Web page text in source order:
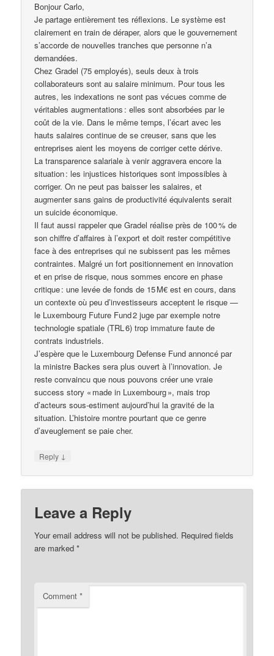
Bonjour Carlo,
Je partage entièrement tes réflexions. Le système est
clairement en train de déraper, alors que le gouvernement
s’accorde de nouvelles tranches que personne n’a
demandées.
Chez Gradel (75 employés), seuls deux à trois
collaborateurs sont au salaire minimum. Pour tous les
autres, les indexations ne sont pas vécues comme de
véritables augmentations : elles sont absorbées par le
coût de la vie. Dans le même temps, l’écart avec les
hauts salaires continue de se creuser, sans que les
entreprises aient les moyens de corriger cette dérive.
La transparence salariale à venir aggravera encore la
situation : les injustices historiques sont impossibles à
corriger. On ne peut pas baisser les salaires, et
augmenter sans gains de productivité équivalents serait
un suicide économique.
Il faut aussi rappeler que Gradel réalise près de 100 % de
son chiffre d’affaires à l’export et doit rester compétitive
face à des entreprises qui ne subissent pas les mêmes
contraintes. Malgré un fort positionnement en innovation
et en prise de risque, nous sommes encore en phase
critique : une levée de fonds de 15 M€ est en cours, dans
un contexte où peu d’investisseurs acceptent le risque —
le Luxembourg Future Fund 2 juge par exemple notre
technologie spatiale (TRL 6) trop immature faute de
contrats industriels.
J’espère que le Luxembourg Defense Fund annoncé par
la ministre Backes sera plus ouvert à l’innovation. Je
reste convaincu que nous pouvons créer une vraie
success story « made in Luxembourg », mais trop
d’acteurs sous‑estiment aujourd’hui la gravité de la
situation. L’histoire montre pourtant que ce genre
d’aveuglement se paie cher.
Reply ↓
Leave a Reply
Your email address will not be published. Required fields
are marked*
Comment*